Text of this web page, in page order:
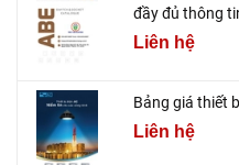
đầy đủ thông
Liên hệ
Bảng giá thiết
Liên hệ